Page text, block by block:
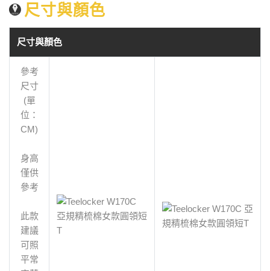
尺寸與顏色
尺寸與顏色
參考
尺寸
(單
位：
CM)
身高
僅供
參考
此款
建議
可照
平常